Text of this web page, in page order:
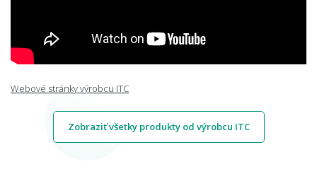
Webové stránky výrobcu ITC
Zobraziť všetky produkty od výrobcu ITC